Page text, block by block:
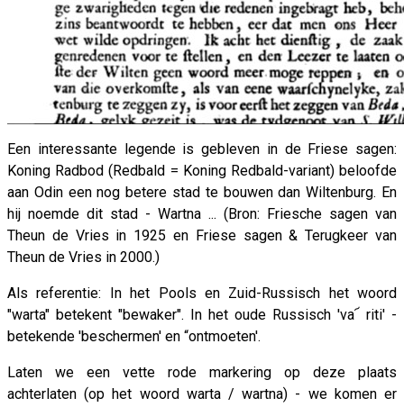
Een interessante legende is gebleven in de Friese sagen:
Koning Radbod (Redbald = Koning Redbald-variant) beloofde
aan Odin een nog betere stad te bouwen dan Wiltenburg. En
hij noemde dit stad - Wartna ... (Bron: Friesche sagen van
Theun de Vries in 1925 en Friese sagen & Terugkeer van
Theun de Vries in 2000.)
Als referentie: In het Pools en Zuid-Russisch het woord
"warta" betekent "bewaker". In het oude Russisch 'va՜ riti' -
betekende 'beschermen' en “ontmoeten'.
Laten we een vette rode markering op deze plaats
achterlaten (op het woord warta / wartna) - we komen er